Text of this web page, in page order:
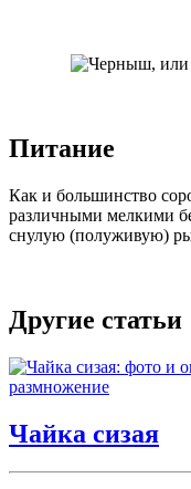
Питание
Как и большинство
различными мелкими
снулую (полуживую)
Другие статьи
Чайка сизая